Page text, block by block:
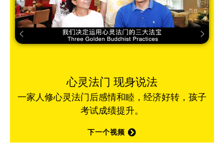
心灵法门 现身说法
一家人修心灵法门后感情和睦，经济好转，孩子
考试成绩提升。
下一个视频